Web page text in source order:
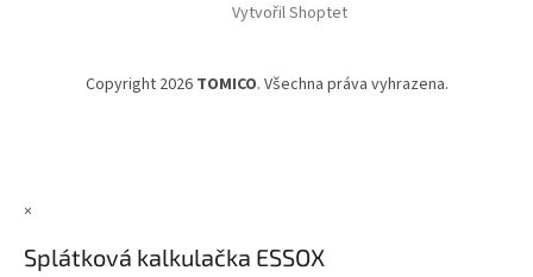
Vytvořil Shoptet
Copyright 2026 TOMICO. Všechna práva vyhrazena.
×
Splátková kalkulačka ESSOX